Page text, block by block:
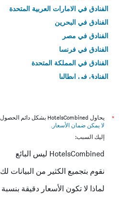
الفنادق في الامارات العربية المتحدة
الفنادق في البحرين
الفنادق في مصر
الفنادق في فرنسا
الفنادق في المملكة المتحدة
الفنادق في إيطاليا
*
يحاول HotelsCombined بشكل دائم الحصول على الأسعار الدقيقة، ولكن
لا يمكن ضمان الأسعار .
إليك السبب:
HotelsCombined ليس البائع
نقوم بتجميع الكثير من البيانات لك
لماذا لا تكون الأسعار دقيقة بنسبة 100٪؟